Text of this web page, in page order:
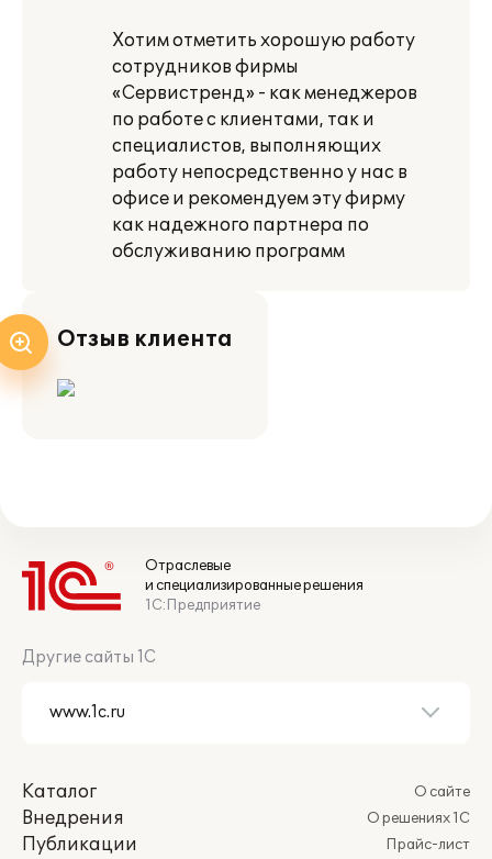
Хотим отметить хорошую работу
сотрудников фирмы
«Сервистренд» - как менеджеров
по работе с клиентами, так и
специалистов, выполняющих
работу непосредственно у нас в
офисе и рекомендуем эту фирму
как надежного партнера по
обслуживанию программ
Отзыв клиента
Отраслевые
и специализированные решения
1С:Предприятие
Другие сайты 1С
Каталог
Внедрения
Публикации
О сайте
О решениях 1С
Прайс-лист